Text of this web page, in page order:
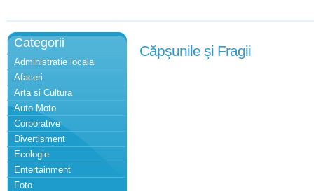
Categorii
Administratie locala
Afaceri
Arta si Cultura
Auto Moto
Corporative
Divertisment
Ecologie
Entertainment
Foto
Căpşunile şi Fragii